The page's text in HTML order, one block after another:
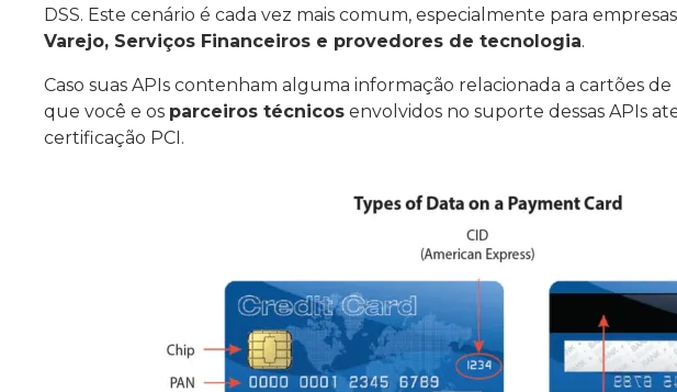
DSS. Este cenário é cada vez mais comum, especialmente para
Varejo, Serviços Financeiros e provedores de tecnologia.
Caso suas APIs contenham alguma informação relacionada a cartões
que você e os parceiros técnicos envolvidos no suporte dessas APIs
certificação PCI.